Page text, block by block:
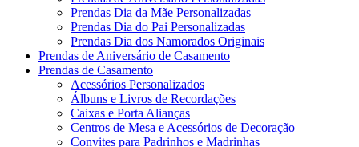
Prendas Dia da Mãe Personalizadas
Prendas Dia do Pai Personalizadas
Prendas Dia dos Namorados Originais
Prendas de Aniversário de Casamento
Prendas de Casamento
Acessórios Personalizados
Álbuns e Livros de Recordações
Caixas e Porta Alianças
Centros de Mesa e Acessórios de Decoração
Convites para Padrinhos e Madrinhas